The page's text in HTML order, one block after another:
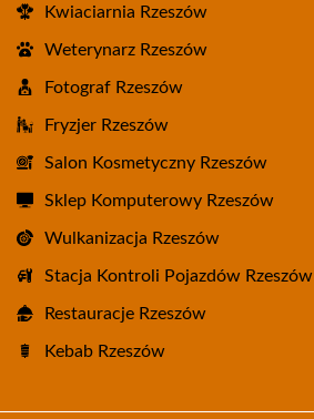
Kwiaciarnia Rzeszów
Weterynarz Rzeszów
Fotograf Rzeszów
Fryzjer Rzeszów
Salon Kosmetyczny Rzeszów
Sklep Komputerowy Rzeszów
Wulkanizacja Rzeszów
Stacja Kontroli Pojazdów Rzeszów
Restauracje Rzeszów
Kebab Rzeszów